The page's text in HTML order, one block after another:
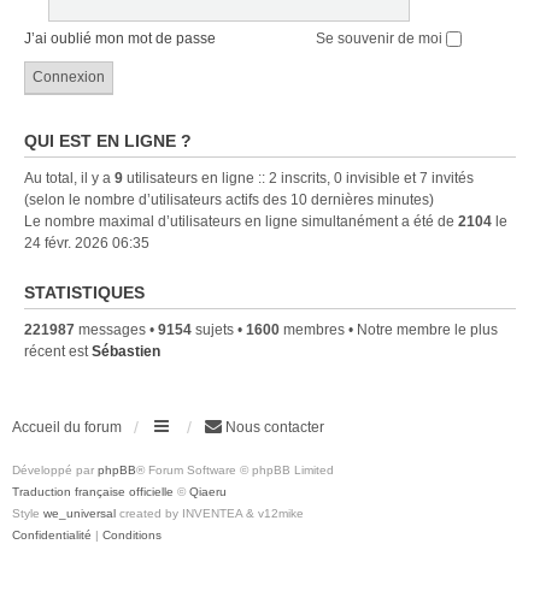
J’ai oublié mon mot de passe Se souvenir de moi
QUI EST EN LIGNE ?
Au total, il y a 9 utilisateurs en ligne :: 2 inscrits, 0 invisible et 7 invités
(selon le nombre d’utilisateurs actifs des 10 dernières minutes)
Le nombre maximal d’utilisateurs en ligne simultanément a été de 2104 le
24 févr. 2026 06:35
STATISTIQUES
221987 messages • 9154 sujets • 1600 membres • Notre membre le plus
récent estSébastien
Accueil du forum Nous contacter
Développé par phpBB® Forum Software © phpBB Limited
Traduction française officielle © Qiaeru
Style we_universal created by INVENTEA & v12mike
Confidentialité | Conditions